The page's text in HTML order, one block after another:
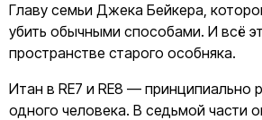
Главу семьи Джека Бейкера,
убить обычными способами. И всё
пространстве старого особняка.
Итан в RE7 и RE8 — принципиально
одного человека. В седьмой части